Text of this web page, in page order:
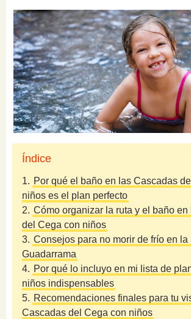
Índice
1. Por qué el baño en las Cascadas
niños es el plan perfecto
2. Cómo organizar la ruta y el baño
del Cega con niños
3. Consejos para no morir de frío en la
Guadarrama
4. Por qué lo incluyo en mi lista de
niños indispensables
5. Recomendaciones finales para tu
Cascadas del Cega con niños